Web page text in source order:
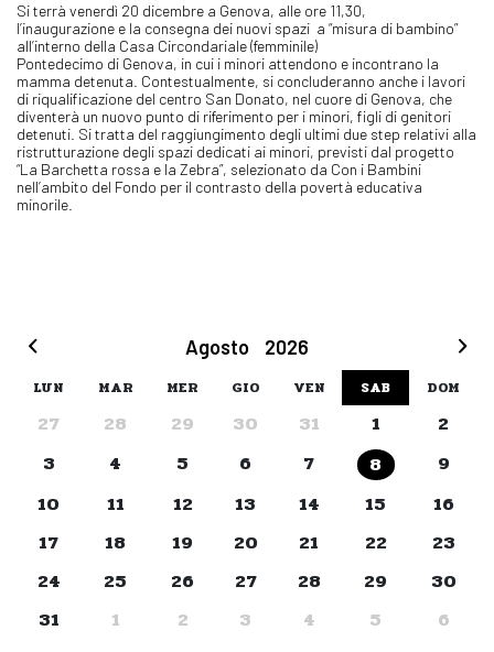
Si terrà venerdì 20 dicembre a Genova, alle ore 11,30,
l’inaugurazione e la consegna dei nuovi spazi a “misura di bambino”
all’interno della Casa Circondariale (femminile)
Pontedecimo di Genova, in cui i minori attendono e incontrano la
mamma detenuta. Contestualmente, si concluderanno anche i lavori
di riqualificazione del centro San Donato, nel cuore di Genova, che
diventerà un nuovo punto di riferimento per i minori, figli di genitori
detenuti. Si tratta del raggiungimento degli ultimi due step relativi alla
ristrutturazione degli spazi dedicati ai minori, previsti dal progetto
“La Barchetta rossa e la Zebra”, selezionato da Con i Bambini
nell’ambito del Fondo per il contrasto della povertà educativa
minorile.
Agosto 2026
LUN MAR MER GIO VEN SAB DOM
27 28 29 30 31 1
2
3
4 5 6 7 8
9
10
11 12 13 14 15
16
17
18 19 20 21 22
23
24
25 26 27 28 29
30
31
1 2 3 4 5 6